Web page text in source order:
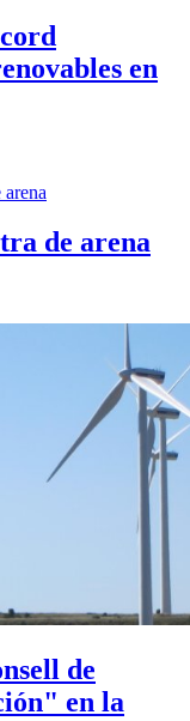
en
de arena
de
en la